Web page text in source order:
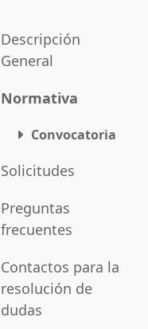
Descripción
General
Normativa
Convocatoria
Solicitudes
Preguntas
frecuentes
Contactos para la
resolución de
dudas